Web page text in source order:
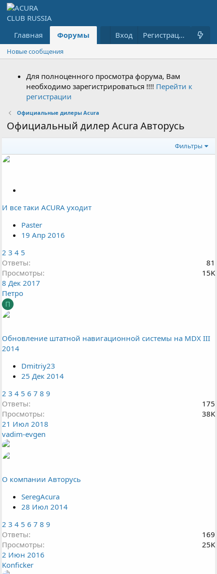
Главная Форумы Что нового? Гараж
Вход Регистрация
Новые сообщения
Для полноценного просмотра форума, Вам
необходимо зарегистрироваться !!!! Перейти к
регистрации
Официальные дилеры Acura
Официальный дилер Acura Авторусь
Фильтры
к
е
п
л
е
н
о
И все таки ACURA уходит
Paster
19 Апр 2016
2 3 4 5
Ответы
81
Просмотры
15K
8 Дек 2017
Петро
П
Обновление штатной навигационной системы на MDX III
2014
Dmitriy23
25 Дек 2014
2 3 4 5 6 7 8 9
Ответы
175
Просмотры
38K
21 Июл 2018
vadim-evgen
О компании Авторусь
SeregAcura
28 Июл 2014
2 3 4 5 6 7 8 9
Ответы
169
Просмотры
25K
2 Июн 2016
Konficker